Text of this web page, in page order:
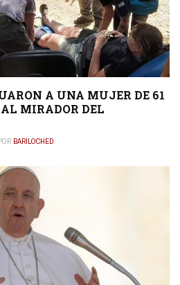
A UNA MUJER DE 61
AL MIRADOR DEL
BARILOCHED